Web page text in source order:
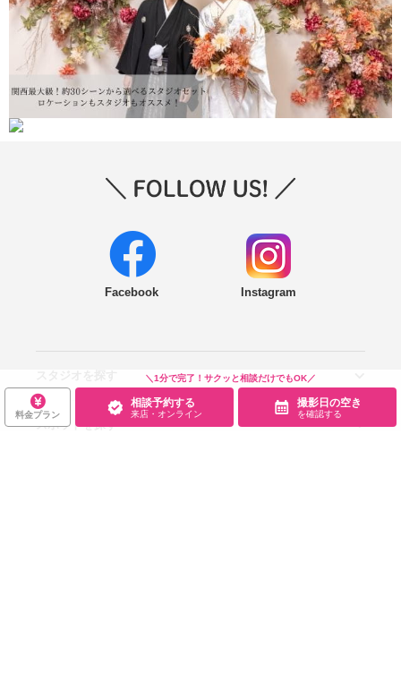
＼1分で完了！サクッと相談だけでもOK／
料金プラン
相談予約する
来店・オンライン
撮影日の空き
を確認する
Facebook Instagram
エリアから探す
こだわりから探す
NEW PHOTO STYLE
プランから探す
フォトタイプ診断
フォトグラファーから探す
国内リゾートから探す
スポットを探す